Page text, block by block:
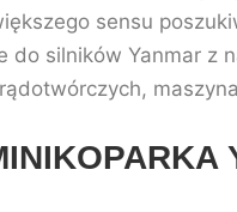
sensu
do silników Yanmar z